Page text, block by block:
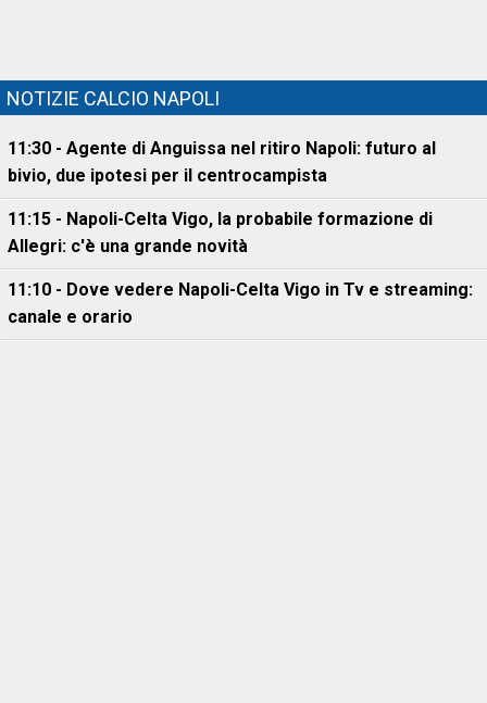
NOTIZIE CALCIO NAPOLI
11:30 - Agente di Anguissa nel ritiro Napoli: futuro al
bivio, due ipotesi per il centrocampista
11:15 - Napoli-Celta Vigo, la probabile formazione di
Allegri: c'è una grande novità
11:10 - Dove vedere Napoli-Celta Vigo in Tv e streaming:
canale e orario